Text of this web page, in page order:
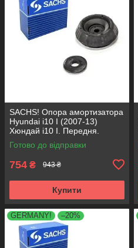
SACHS! Опора амортизатора
Hyundai i10 I (2007-13)
Хюндай i10 I. Передня.
SM5818 , 801063 , KB689.27 ,
VKDA88511
Готово до відправки
754 ₴ 943 ₴
Купити
GERMANY! –20%